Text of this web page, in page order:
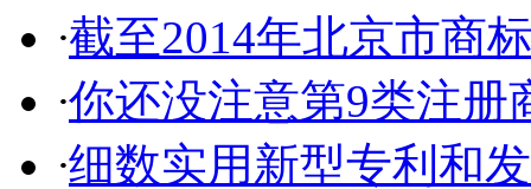
·截至2014年北京市商
·你还没注意第9类注册
·细数实用新型专利和